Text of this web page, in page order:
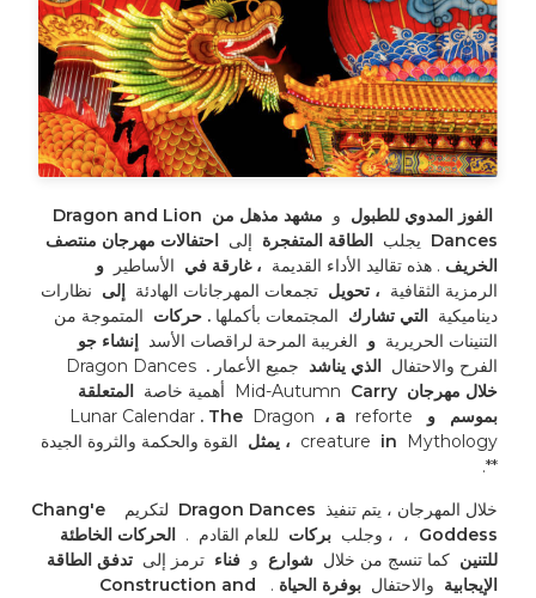
و
مشهد مذهل من Dragon and Lion
Dances يجلب الطاقة المتفجرة إلى
الخريف . هذه تقاليد الأداء القديمة ، غارقة في الأساطير
و
الرمزية الثقافية ، تحويل تجمعات المهرجانات الهادئة إلى
ديناميكية التي تشارك المجتمعات بأكملها . حركات
التنينات الحريرية و الغريبة المرحة لراقصات الأسد إنشاء جو
الفرح والاحتفال الذي يناشد جميع الأعمار .
Dragon Dances
خلال مهرجان Mid-Autumn
Carry أهمية خاصة
بموسم
و . The Dragon ، a reforte
creature in Mythology ، يمثل
**.
خلال المهرجان ، يتم تنفيذ
لتكريم
، Goddess ، وجلب بركات للعام القادم .
للتنين كما تنسج من خلال شوارع و فناء ترمز إلى
الإيجابية والاحتفال بوفرة الحياة .
Construction and